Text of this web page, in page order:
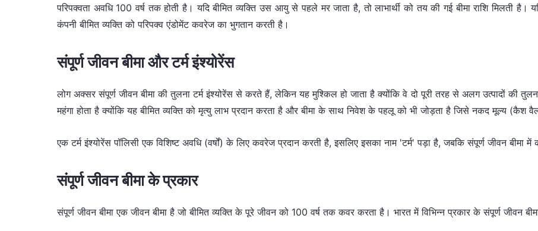
परिपक्वता अवधि 100 वर्ष तक होती है। यदि बीमित व्यक्ति उस आयु से पहले मर जाता है, तो लाभार्थी को तय की गई बीमा राशि मिलती है।
कंपनी बीमित व्यक्ति को परिपक्व एंडोमेंट कवरेज का भुगतान करती है।
संपूर्ण जीवन बीमा और टर्म इंश्योरेंस
लोग अक्सर संपूर्ण जीवन बीमा की तुलना टर्म इंश्योरेंस से करते हैं, लेकिन यह मुश्किल हो जाता है क्योंकि वे दो पूरी तरह से अलग उत्पादों की
महंगा होता है क्योंकि यह बीमित व्यक्ति को मृत्यु लाभ प्रदान करता है और बीमा के साथ निवेश के पहलू को भी जोड़ता है जिसे नकद मूल्य (कैश
एक टर्म इंश्योरेंस पॉलिसी एक विशिष्ट अवधि (वर्षों) के लिए कवरेज प्रदान करती है, इसलिए इसका नाम 'टर्म' पड़ा है, जबकि संपूर्ण जीवन बीमा
संपूर्ण जीवन बीमा के प्रकार
संपूर्ण जीवन बीमा एक जीवन बीमा है जो बीमित व्यक्ति के पूरे जीवन को 100 वर्ष तक कवर करता है। भारत में विभिन्न प्रकार के संपूर्ण जीवन